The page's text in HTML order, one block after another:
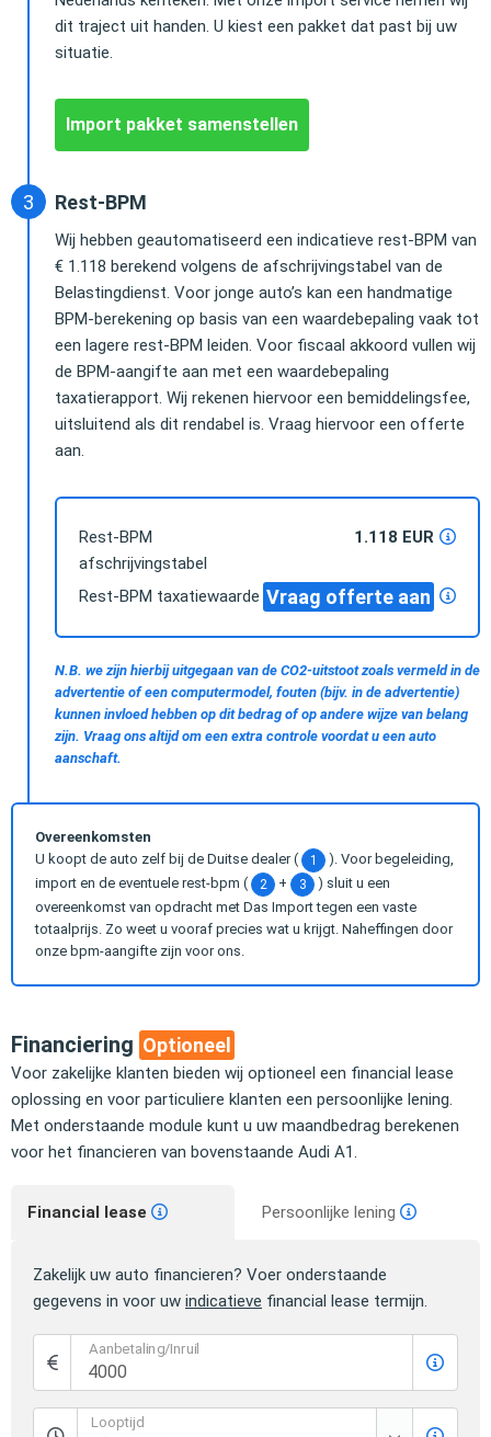
dit traject uit handen. U kiest een pakket dat past bij uw
situatie.
Import pakket samenstellen
Rest-BPM
Wij hebben geautomatiseerd een indicatieve rest-BPM van
€ 1.118 berekend volgens de afschrijvingstabel van de
Belastingdienst. Voor jonge auto’s kan een handmatige
BPM-berekening op basis van een waardebepaling vaak tot
een lagere rest-BPM leiden. Voor fiscaal akkoord vullen wij
de BPM-aangifte aan met een waardebepaling
taxatierapport. Wij rekenen hiervoor een bemiddelingsfee,
uitsluitend als dit rendabel is. Vraag hiervoor een offerte
aan.
Rest-BPM
afschrijvingstabel
1.118 EUR
Rest-BPM taxatiewaarde Vraag offerte aan
N.B. we zijn hierbij uitgegaan van de CO2-uitstoot zoals vermeld in de
advertentie of een computermodel, fouten (bijv. in de advertentie)
kunnen invloed hebben op dit bedrag of op andere wijze van belang
zijn. Vraag ons altijd om een extra controle voordat u een auto
aanschaft.
Overeenkomsten
U koopt de auto zelf bij de Duitse dealer (
1
). Voor begeleiding,
import en de eventuele rest-bpm (
2 + 3
) sluit u een
overeenkomst van opdracht met Das Import tegen een vaste
totaalprijs. Zo weet u vooraf precies wat u krijgt. Naheffingen door
onze bpm-aangifte zijn voor ons.
Financiering Optioneel
Voor zakelijke klanten bieden wij optioneel een financial lease
oplossing en voor particuliere klanten een persoonlijke lening.
Met onderstaande module kunt u uw maandbedrag berekenen
voor het financieren van bovenstaande Audi A1.
Financial lease Persoonlijke lening
Zakelijk uw auto financieren? Voer onderstaande
gegevens in voor uw indicatieve financial lease termijn.
Aanbetaling/Inruil
Looptijd